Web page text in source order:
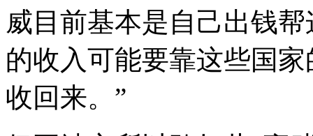
威目前基本是自己出钱
的收入可能要靠这些国
收回来。”